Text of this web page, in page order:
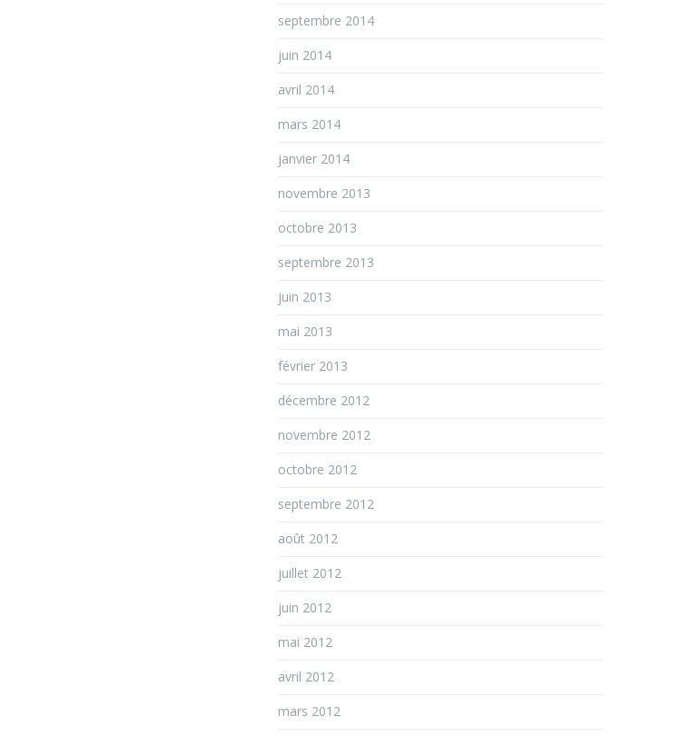
septembre 2014
juin 2014
avril 2014
mars 2014
janvier 2014
novembre 2013
octobre 2013
septembre 2013
juin 2013
mai 2013
février 2013
décembre 2012
novembre 2012
octobre 2012
septembre 2012
août 2012
juillet 2012
juin 2012
mai 2012
avril 2012
mars 2012